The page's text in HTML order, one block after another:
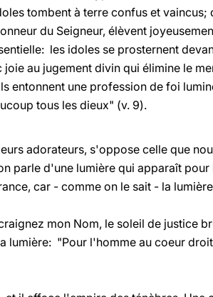
tombent à terre confus et
du Seigneur, élèvent
les idoles se prosternent
au jugement divin qui élimine le
entonnent une profession de foi
tous les dieux" (v. 9).
adorateurs, s'oppose celle que
parle d'une lumière qui apparaît pour
car - comme on le sait - la
mon Nom, le soleil de justice
lumière: "Pour l'homme au coeur